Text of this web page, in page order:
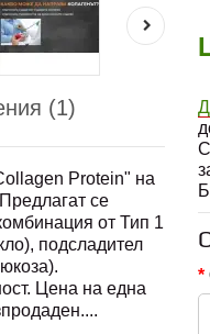
(1)
Protein" на
се
от Тип 1
подсладител
Цена на една
...